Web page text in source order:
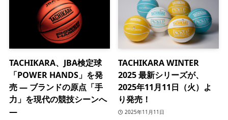
TACHIKARA、JBA検定球
「POWER HANDS」を発
売 ― ブランドの原点「手
力」を現代の競技シーンへ
―
TACHIKARA WINTER
2025 最新シリーズが、
2025年11月11日（火）よ
り発売！
2025年11月11日